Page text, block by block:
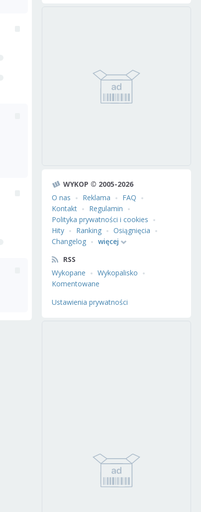
WYKOP © 2005-2026
O nas
Reklama
FAQ
Kontakt
Regulamin
Polityka prywatności i cookies
Hity
Ranking
Osiągnięcia
Changelog
więcej
RSS
Wykopane
Wykopalisko
Komentowane
Ustawienia prywatności